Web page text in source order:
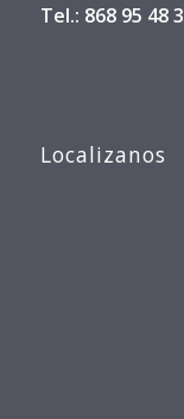
Tel.: 868 95 48
Localizanos